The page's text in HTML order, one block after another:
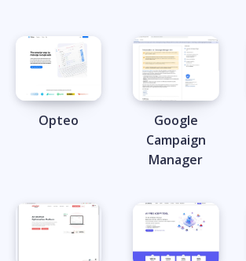
Opteo
Google
Campaign
Manager